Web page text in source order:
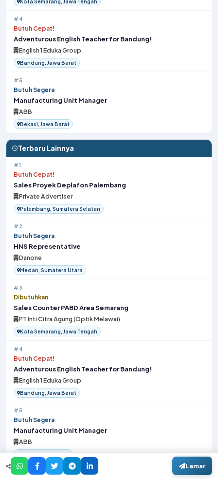
#4
Butuh Cepat!
Adventurous English Teacher for Bandung!
English 1 Eduka Group
Bandung, Jawa Barat
#5
Butuh Segera
Manufacturing Unit Manager
ABB
Bekasi, Jawa Barat
Terbaru Lainnya
#1
Butuh Cepat!
Sales Proyek Deplafon Palembang
Private Advertiser
Palembang, Sumatera Selatan
#2
Butuh Segera
HNS Representative
Danone
Medan, Sumatera Utara
#3
Dibutuhkan
Sales Counter PABD Area Semarang
PT Inti Citra Agung (Optik Melawai)
Kota Semarang, Jawa Tengah
#4
Butuh Cepat!
Adventurous English Teacher for Bandung!
English 1 Eduka Group
Bandung, Jawa Barat
#5
Butuh Segera
Manufacturing Unit Manager
ABB
Bekasi, Jawa Barat
Lamar